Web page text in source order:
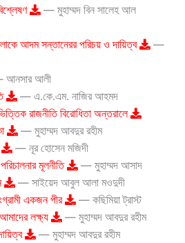
— মুহাম্মদ বিন সালেহ আল
আদম সন্তানেরর পরিচয় ও দায়িত্ব
—
আলী
— এ.কে.এম. নাজির আহমদ
রাজনীতি বিরোধিতা অন্তরালে
— মুহাম্মদ আবদুর রহীম
— নূর হোসেন মজিদী
মূলনীতি
— মুহাম্মদ আসাদ
— সাইয়েদ আবুল আলা মওদুদী
একজন পীর
— কছিমিয়া ট্রাস্ট
আমাদের লক্ষ্য
— মুহাম্মদ আবদুর রহীম
— মুহাম্মদ আবদুর রহীম